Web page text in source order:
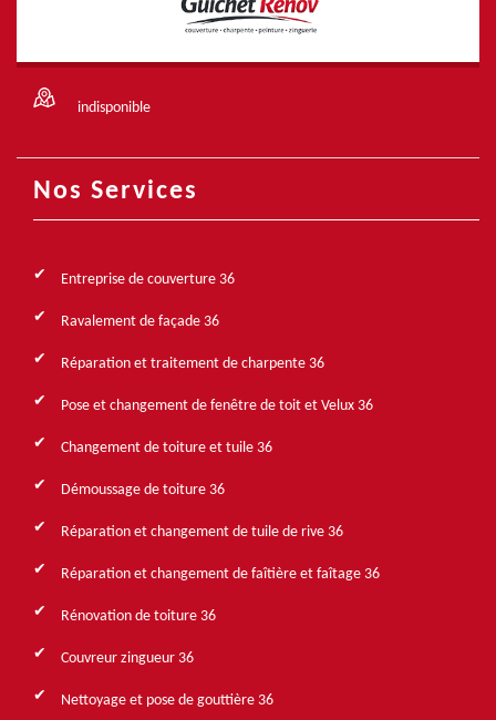
indisponible
Nos Services
Entreprise de couverture 36
Ravalement de façade 36
Réparation et traitement de charpente 36
Pose et changement de fenêtre de toit et Velux 36
Changement de toiture et tuile 36
Démoussage de toiture 36
Réparation et changement de tuile de rive 36
Réparation et changement de faîtière et faîtage 36
Rénovation de toiture 36
Couvreur zingueur 36
Nettoyage et pose de gouttière 36